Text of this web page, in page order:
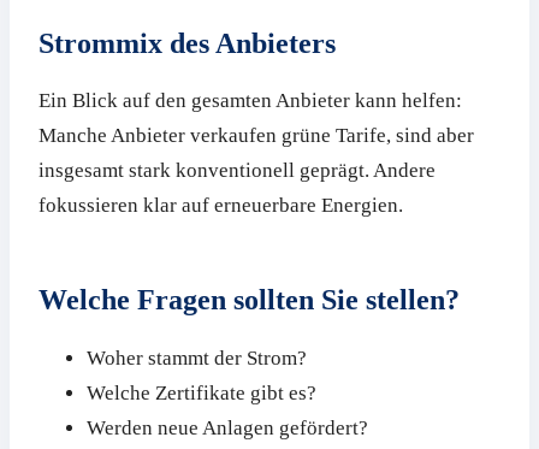
Strommix des Anbieters
Ein Blick auf den gesamten Anbieter kann helfen:
Manche Anbieter verkaufen grüne Tarife, sind aber
insgesamt stark konventionell geprägt. Andere
fokussieren klar auf erneuerbare Energien.
Welche Fragen sollten Sie stellen?
Woher stammt der Strom?
Welche Zertifikate gibt es?
Werden neue Anlagen gefördert?